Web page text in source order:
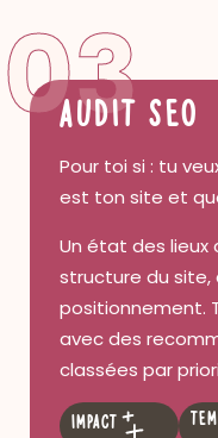
03
Audit SEO
Pour toi si : tu
est ton site et
Un état des lieux
structure du
positionnement.
avec des
classées par
Impact